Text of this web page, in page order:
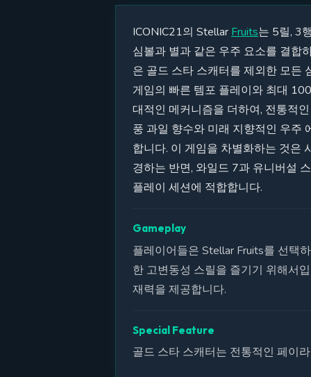
ICONIC21의 Stellar Fruits는 5릴, 3
심볼과 별과 같은 우주 요소를 결합
은 골드 스타 스캐터를 제외한 모든
게임의 빠른 템포 플레이와 최대
대적인 메커니즘을 더하여, 전통적
풍 과일 향수와 미래 지향적인 우주
합니다. 이 게임을 차별화하는 것은
경하는 반면, 와일드 7과 유니버설
플레이 세션에 적합합니다.
Gameplay
플레이어들은 Stellar Fruits를 선택
한 고변동성 스릴을 즐기기 위해서
재력을 제공합니다.
Special Feature
골드 스타 스캐터는 전통적인 페이